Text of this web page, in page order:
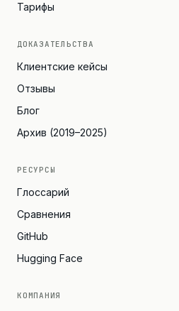
Тарифы
ДОКАЗАТЕЛЬСТВА
Клиентские кейсы
Отзывы
Блог
Архив (2019–2025)
РЕСУРСЫ
Глоссарий
Сравнения
GitHub
Hugging Face
КОМПАНИЯ